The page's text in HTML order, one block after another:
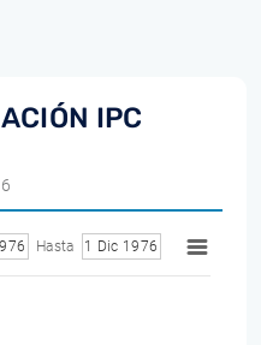
IPC
Hasta 1 Dic 1976